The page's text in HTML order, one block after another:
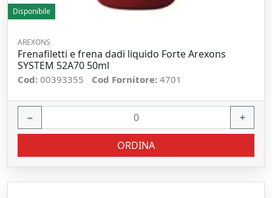
Disponibile
AREXONS
Frenafiletti e frena dadi liquido Forte Arexons
SYSTEM 52A70 50ml
Cod: 00393355 Cod Fornitore: 4701
− +
ORDINA